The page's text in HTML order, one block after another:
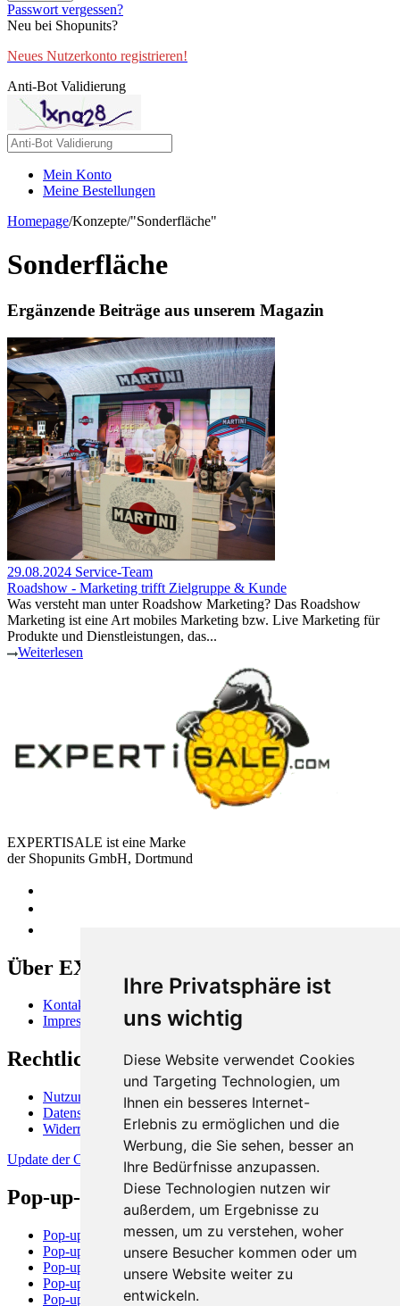
Ihre Privatsphäre ist
uns wichtig
Diese Website verwendet Cookies
und Targeting Technologien, um
Ihnen ein besseres Internet-
Erlebnis zu ermöglichen und die
Werbung, die Sie sehen, besser an
Ihre Bedürfnisse anzupassen.
Diese Technologien nutzen wir
außerdem, um Ergebnisse zu
messen, um zu verstehen, woher
unsere Besucher kommen oder um
unsere Website weiter zu
entwickeln.
Passwort vergessen?
Neu bei Shopunits?
Neues Nutzerkonto registrieren!
Anti-Bot Validierung
Mein Konto
Meine Bestellungen
Homepage/Konzepte/"Sonderfläche"
Sonderfläche
Ergänzende Beiträge aus unserem Magazin
29.08.2024 Service-Team
Roadshow - Marketing trifft Zielgruppe & Kunde
Was versteht man unter Roadshow Marketing? Das Roadshow
Marketing ist eine Art mobiles Marketing bzw. Live Marketing für
Produkte und Dienstleistungen, das...
Weiterlesen
EXPERTISALE ist eine Marke
der Shopunits GmbH, Dortmund
Über EXPERTISALE
Kontakt
Impressum
Rechtliches
Nutzungsbedingungen
Datenschutzerklärung
Widerrufsbelehrung
Update der Cookie-Präferenzen
Pop-up-Stores und -Flächen
Pop-up-Store in Berlin
Pop-up-Store in Hamburg
Pop-up-Store in München
Pop-up-Store in Dortmund
Pop-up-Store in Rostock